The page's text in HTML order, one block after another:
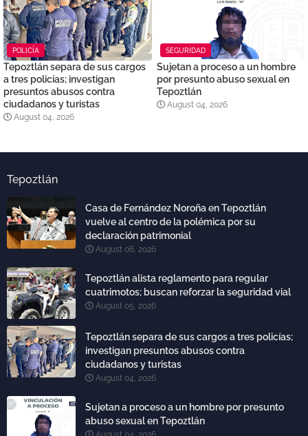
POLICÍA
Tepoztlán separa de sus cargos
a tres policías; investigan
presuntos abusos contra
ciudadanos y turistas
August 04, 2026
SEGURIDAD
Sujetan a proceso a un hombre
por presunto abuso sexual en
Tepoztlán
August 04, 2026
Tepoztlán
Casa de Fernández Noroña en Tepoztlán
vuelve al centro de la polémica por su
declaración patrimonial
August 06, 2026
Tepoztlán alista reglamento para regular
cuatrimotos; buscan reforzar la seguridad vial
August 05, 2026
Tepoztlán separa de sus cargos a tres policías;
investigan presuntos abusos contra
ciudadanos y turistas
August 04, 2026
Sujetan a proceso a un hombre por presunto
abuso sexual en Tepoztlán